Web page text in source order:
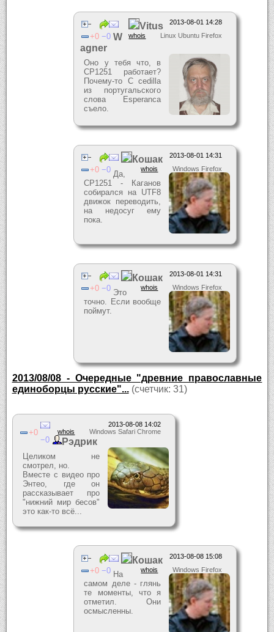
2013-08-01 14:28
Linux Ubuntu Firefox
whois
0 0
Vitus
W
agner
Оно у тебя что, в
CP1251 работает?
Почему-то C сedilla
из португальского
слова Esperanca
съело.
2013-08-01 14:31
Windows Firefox
whois
0 0
Кошак
Да,
CP1251 - Каганов
собирался на UTF8
движок переводить,
на недосуг ему
пока.
2013-08-01 14:31
Windows Firefox
whois
0 0
Кошак
Это
точно. Если вообще
поймут.
2013/08/08 - Очередные "древние православные
единоборцы русские"...(счетчик: 31)
2013-08-08 14:02
Windows Safari Chrome
whois
0
0
Рэдрик
Целиком не
смотрел, но.
Вместе с видео про
Энтео, где он
рассказывает про
"нижний мир бесов"
это как-то всё...
2013-08-08 15:08
Windows Firefox
whois
0 0
Кошак
На
самом деле - глянь
те моменты, что я
отметил. Они
осмысленны.